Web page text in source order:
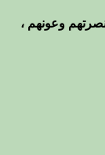
وعونهم ،